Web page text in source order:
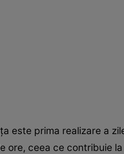
este prima realizare a
ore, ceea ce contribuie